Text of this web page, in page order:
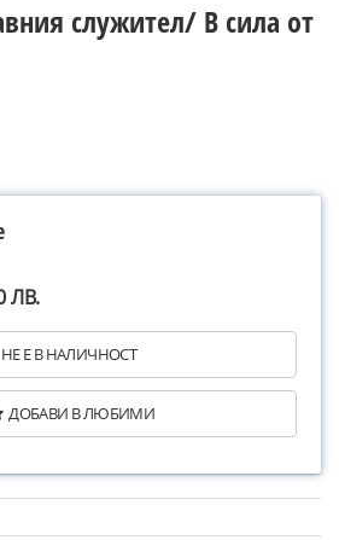
служител/ В сила от
ЛВ.
НЕ Е В НАЛИЧНОСТ
ДОБАВИ В ЛЮБИМИ